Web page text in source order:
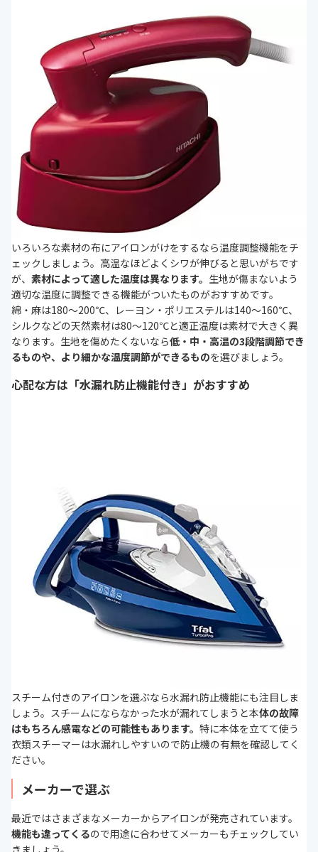
いろいろな素材の布にアイロンがけをするなら温度調整機能をチ
ェックしましょう。高温なほどよくシワが伸びると思いがちです
が、 素材によって適した温度は異なります。 生地が傷まないよう
適切な温度に調整できる機能がついたものがおすすめです。
綿・麻は180～200℃、レーヨン・ポリエステルは140～160℃、
シルクなどの天然素材は80～120℃と適正温度は素材で大きく異
なります。生地を傷めたくないなら低・中・高温の3段階調節でき
るものや、より細かな温度調節ができるものを選びましょう。
心配な方は「水漏れ防止機能付き」がおすすめ
スチーム付きのアイロンを選ぶなら水漏れ防止機能にも注目しま
しょう。スチームにならなかった水が漏れてしまうと本体の故障
はもちろん感電などの可能性もあります。 特に本体を立てて使う
衣類スチーマーは水漏れしやすいので防止機の有無を確認してく
ださい。
メーカーで選ぶ
最近ではさまざまなメーカーからアイロンが発売されています。
機能も違ってくるので用途に合わせてメーカーもチェックしてい
きましょう。